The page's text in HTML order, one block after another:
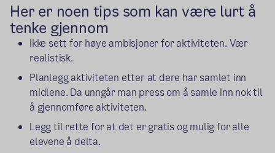
Her er noen tips som kan være lurt å
tenke gjennom
Ikke sett for høye ambisjoner for aktiviteten. Vær
realistisk.
Planlegg aktiviteten etter at dere har samlet inn
midlene. Da unngår man press om å samle inn nok til
å gjennomføre aktiviteten.
Legg til rette for at det er gratis og mulig for alle
elevene å delta.